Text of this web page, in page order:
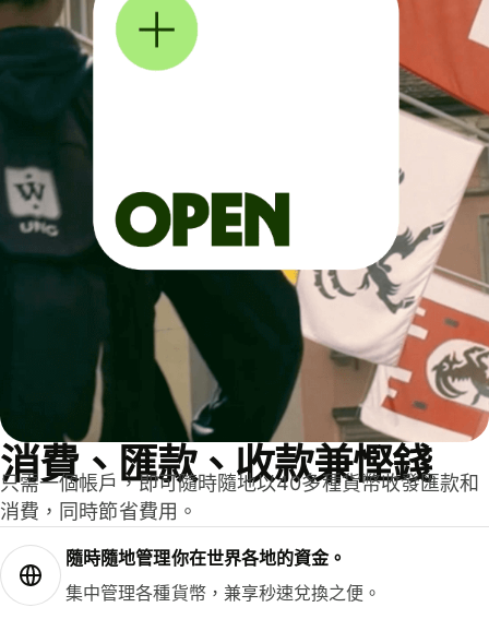
消費、匯款、收款兼慳錢
只需一個帳戶，即可隨時隨地以40多種貨幣收發匯款和
消費，同時節省費用。
隨時隨地管理你在世界各地的資金。
集中管理各種貨幣，兼享秒速兌換之便。